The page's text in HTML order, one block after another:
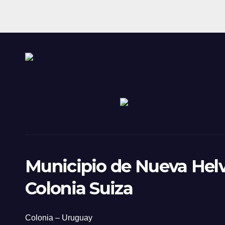
Municipio de Nueva
Colonia Suiza
Colonia – Uruguay